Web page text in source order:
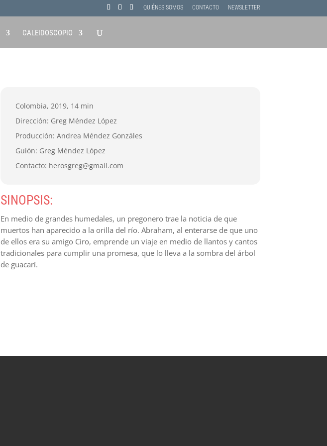
QUIÉNES SOMOS CONTACTO NEWSLETTER
CALEIDOSCOPIO
Colombia, 2019, 14 min
Dirección: Greg Méndez López
Producción: Andrea Méndez Gonzáles
Guión: Greg Méndez López
Contacto: herosgreg@gmail.com
SINOPSIS:
En medio de grandes humedales, un pregonero trae la noticia de que
muertos han aparecido a la orilla del río. Abraham, al enterarse de que uno
de ellos era su amigo Ciro, emprende un viaje en medio de llantos y cantos
tradicionales para cumplir una promesa, que lo lleva a la sombra del árbol
de guacarí.